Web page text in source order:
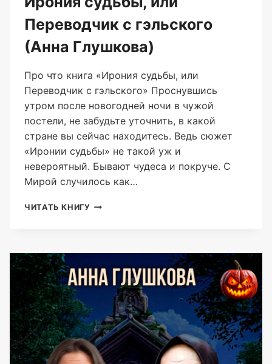
Переводчик с гэльского
(Анна Глушкова)
Про что книга «Ирония судьбы, или
Переводчик с гэльского» Проснувшись
утром после новогодней ночи в чужой
постели, не забудьте уточнить, в какой
стране вы сейчас находитесь. Ведь сюжет
«Иронии судьбы» не такой уж и
невероятный. Бывают чудеса и покруче. С
Мирой случилось как…
ЧИТАТЬ КНИГУ ИРОНИЯ
С
ГЭЛЬСКОГО
(АННА
ГЛУШКОВА)